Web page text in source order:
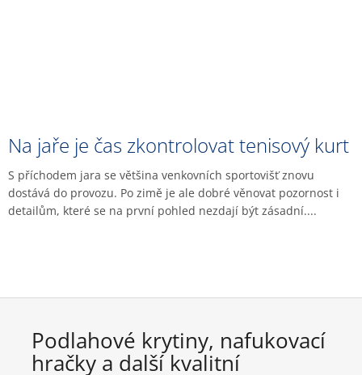
Na jaře je čas zkontrolovat tenisový kurt
S příchodem jara se většina venkovních sportovišť znovu
dostává do provozu. Po zimě je ale dobré věnovat pozornost i
detailům, které se na první pohled nezdají být zásadní....
Podlahové krytiny, nafukovací
hračky a další kvalitní